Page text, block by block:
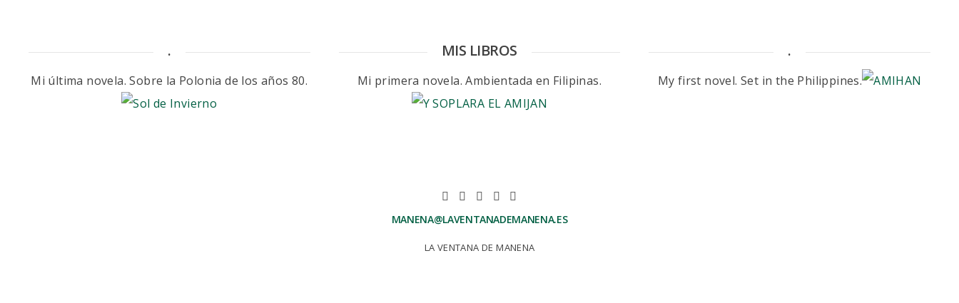
.
Mi última novela. Sobre la Polonia de los años 80.
MIS LIBROS
Mi primera novela. Ambientada en Filipinas.
.
My first novel. Set in the Philippines.
MANENA@LAVENTANADEMANENA.ES
LA VENTANA DE MANENA